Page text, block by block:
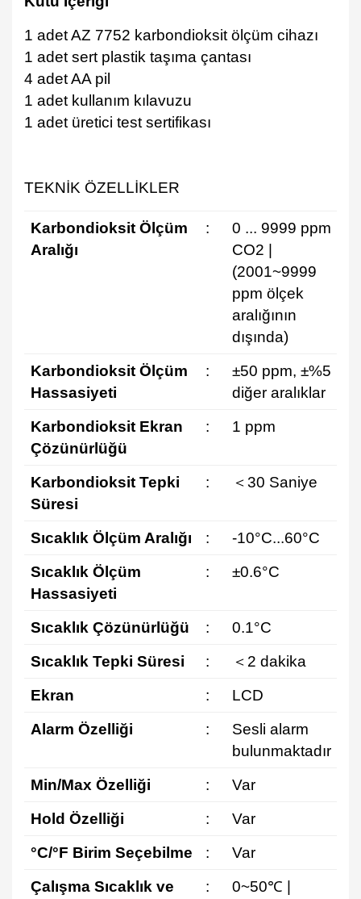
1 adet AZ 7752 karbondioksit ölçüm cihazı
1 adet sert plastik taşıma çantası
4 adet AA pil
1 adet kullanım kılavuzu
1 adet üretici test sertifikası
TEKNİK ÖZELLİKLER
Karbondioksit Ölçüm
Aralığı
:
0 ... 9999 ppm
CO2 |
(2001~9999
ppm ölçek
aralığının
dışında)
Karbondioksit Ölçüm
Hassasiyeti
:
±50 ppm, ±%5
diğer aralıklar
Karbondioksit Ekran
Çözünürlüğü
: 1 ppm
Karbondioksit Tepki
Süresi
: ＜30 Saniye
Sıcaklık Ölçüm Aralığı :
-10°C...60°C
Sıcaklık Ölçüm
Hassasiyeti
: ±0.6°C
Sıcaklık Çözünürlüğü :
0.1°C
Sıcaklık Tepki Süresi
:
＜2 dakika
Ekran
:
LCD
Alarm Özelliği
:
Sesli alarm
bulunmaktadır
Min/Max Özelliği
:
Var
Hold Özelliği
:
Var
°C/°F Birim Seçebilme
:
Var
Çalışma Sıcaklık ve
:
0~50℃ |